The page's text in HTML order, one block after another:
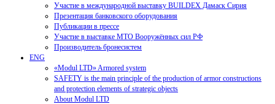
Участие в международной выставку BUILDEX Дамаск Сирия
Презентация банковского оборудования
Публикации в прессе
Участие в выставке МТО Вооружённых сил РФ
Производитель бронесистем
ENG
«Modul LTD» Armored system
SAFETY is the main principle of the production of armor constructions
and protection elements of strategic objects
About Modul LTD